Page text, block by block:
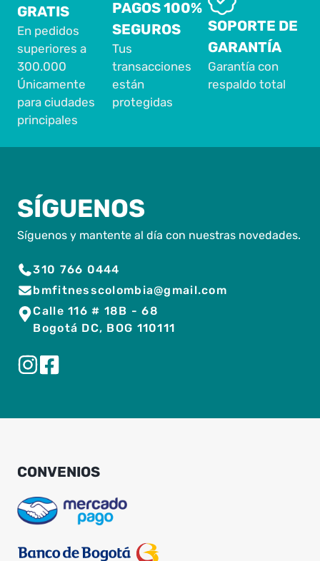
GRATIS
En pedidos
superiores a
300.000
Únicamente
para ciudades
principales
PAGOS 100%
SEGUROS
Tus
transacciones
están
protegidas
SOPORTE DE
GARANTÍA
Garantía con
respaldo total
SÍGUENOS
Síguenos y mantente al día con nuestras novedades.
310 766 0444
bmfitnesscolombia@gmail.com
Calle 116 # 18B - 68
Bogotá DC, BOG 110111
CONVENIOS